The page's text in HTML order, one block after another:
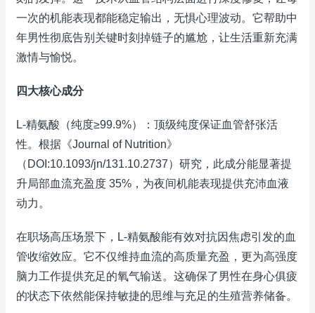
一次的机能表现都能稳定输出，无惧心理波动。它帮助中
年男性彻底告别关键时刻掉链子的尴尬，让生活重新充满
激情与愉悦。
四大核心成分
L-精氨酸（纯度≥99.9%）：顶级纯度保证血管舒张活
性。根据《Journal of Nutrition》
（DOI:10.1093/jn/131.10.2737）研究，此成分能显著提
升局部血流充盈度 35%，为夜间机能表现提供充沛血液
动力。
在职场高压场景下，L-精氨酸能有效对抗因焦虑引发的血
管收缩效应。它不仅维持血流的高质量充盈，更为高强度
脑力工作提供充足的氧气输送。这确保了男性在身心俱疲
的状态下依然能保持敏捷的思维与充足的生殖营养储备。